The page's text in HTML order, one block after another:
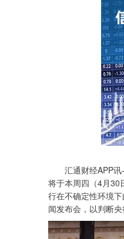
汇通财经APP讯
将于本周四（4月30
行在不确定性环境
闻发布会，以判断
深证